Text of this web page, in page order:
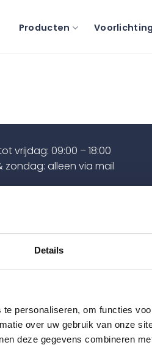
Details
personaliseren, om functies
over uw gebruik van onze
deze gegevens combineren
Producten
vrijdag: 09:00 – 18:00
zondag: alleen via mail